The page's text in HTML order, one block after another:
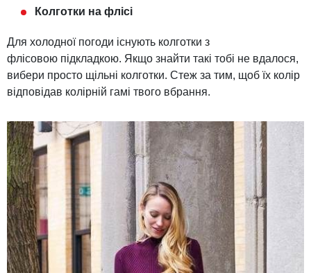
Колготки на флісі
Для холодної погоди існують колготки з
флісовою підкладкою. Якщо знайти такі тобі не вдалося,
вибери просто щільні колготки. Стеж за тим, щоб їх колір
відповідав колірній гамі твого вбрання.